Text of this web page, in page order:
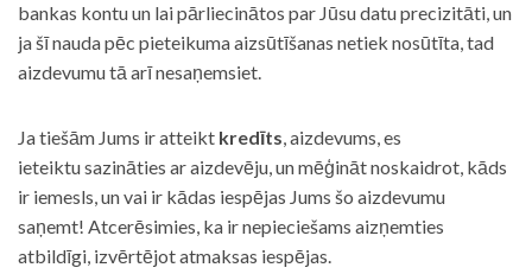
bankas kontu un lai pārliecinātos par Jūsu datu precizitāti, un
ja šī nauda pēc pieteikuma aizsūtīšanas netiek nosūtīta, tad
aizdevumu tā arī nesaņemsiet.
Ja tiešām Jums ir atteikt kredīts, aizdevums, es
ieteiktu sazināties ar aizdevēju, un mēģināt noskaidrot, kāds
ir iemesls, un vai ir kādas iespējas Jums šo aizdevumu
saņemt! Atcerēsimies, ka ir nepieciešams aizņemties
atbildīgi, izvērtējot atmaksas iespējas.